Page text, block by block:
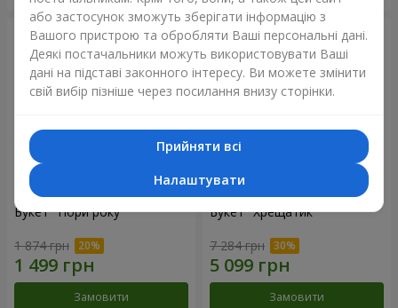
Букет "Пори року"
1 874 грн
Замовити
Букет "Хрещатик"
7 284 грн
Замовити
або застосунок зможуть зберігати інформацію з
Вашого пристрою та обробляти Ваші персональні дані.
Деякі постачальники можуть використовувати Ваші
дані на підставі законного інтересу. Ви можете змінити
свій вибір пізніше через посилання внизу сторінки.
Прийняти всі
Налаштувати